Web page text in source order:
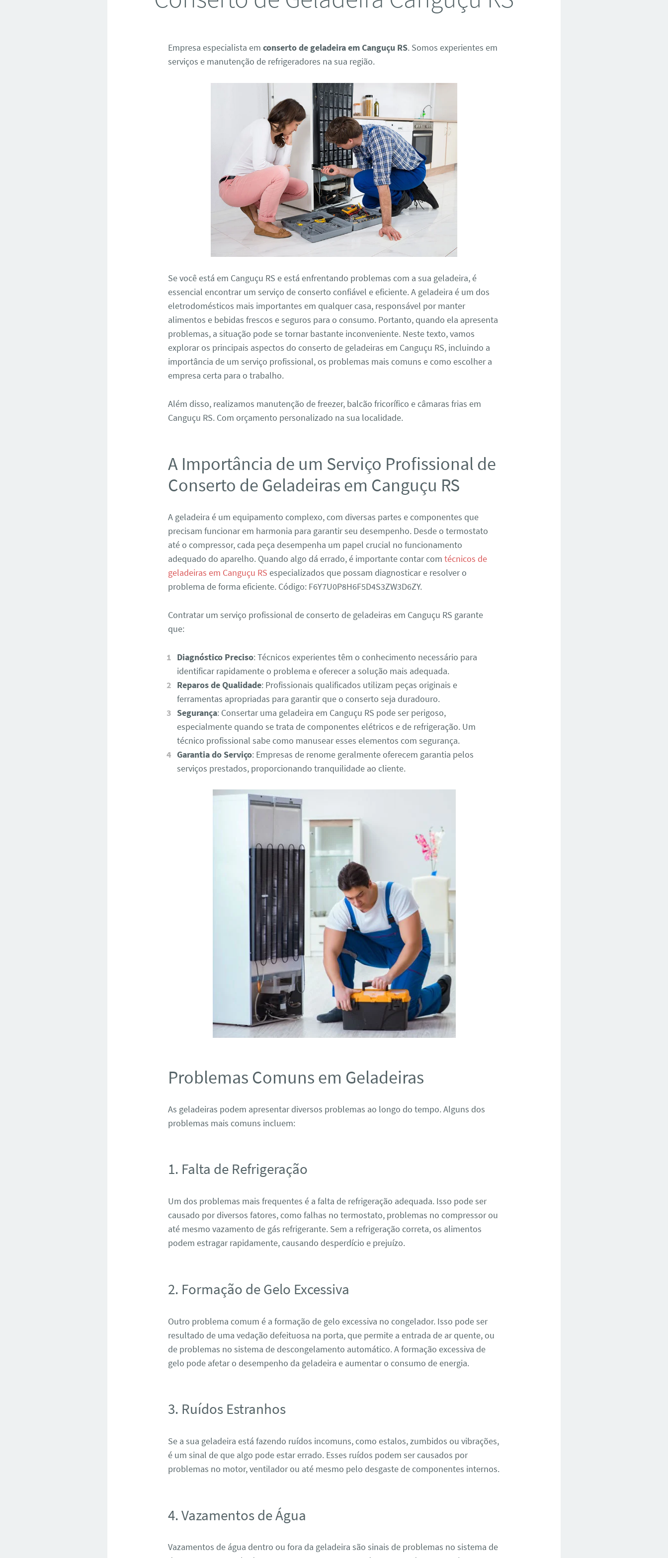
Empresa especialista emconserto de geladeira em Canguçu RS. Somos experientes em
serviços e manutenção de refrigeradores na sua região.
Se você está em Canguçu RS e está enfrentando problemas com a sua geladeira, é
essencial encontrar um serviço de conserto confiável e eficiente. A geladeira é um dos
eletrodomésticos mais importantes em qualquer casa, responsável por manter
alimentos e bebidas frescos e seguros para o consumo. Portanto, quando ela apresenta
problemas, a situação pode se tornar bastante inconveniente. Neste texto, vamos
explorar os principais aspectos do conserto de geladeiras em Canguçu RS, incluindo a
importância de um serviço profissional, os problemas mais comuns e como escolher a
empresa certa para o trabalho.
Além disso, realizamos manutenção de freezer, balcão fricorífico e câmaras frias em
Canguçu RS. Com orçamento personalizado na sua localidade.
A Importância de um Serviço Profissional de
Conserto de Geladeiras em Canguçu RS
A geladeira é um equipamento complexo, com diversas partes e componentes que
precisam funcionar em harmonia para garantir seu desempenho. Desde o termostato
até o compressor, cada peça desempenha um papel crucial no funcionamento
adequado do aparelho. Quando algo dá errado, é importante contar comtécnicos de
geladeiras em Canguçu RS especializados que possam diagnosticar e resolver o
problema de forma eficiente. Código: F6Y7U0P8H6F5D4S3ZW3D6ZY.
Contratar um serviço profissional de conserto de geladeiras em Canguçu RS garante
que:
Diagnóstico Preciso: Técnicos experientes têm o conhecimento necessário para
identificar rapidamente o problema e oferecer a solução mais adequada.
Reparos de Qualidade: Profissionais qualificados utilizam peças originais e
ferramentas apropriadas para garantir que o conserto seja duradouro.
Segurança: Consertar uma geladeira em Canguçu RS pode ser perigoso,
especialmente quando se trata de componentes elétricos e de refrigeração. Um
técnico profissional sabe como manusear esses elementos com segurança.
Garantia do Serviço: Empresas de renome geralmente oferecem garantia pelos
serviços prestados, proporcionando tranquilidade ao cliente.
Problemas Comuns em Geladeiras
As geladeiras podem apresentar diversos problemas ao longo do tempo. Alguns dos
problemas mais comuns incluem:
1. Falta de Refrigeração
Um dos problemas mais frequentes é a falta de refrigeração adequada. Isso pode ser
causado por diversos fatores, como falhas no termostato, problemas no compressor ou
até mesmo vazamento de gás refrigerante. Sem a refrigeração correta, os alimentos
podem estragar rapidamente, causando desperdício e prejuízo.
2. Formação de Gelo Excessiva
Outro problema comum é a formação de gelo excessiva no congelador. Isso pode ser
resultado de uma vedação defeituosa na porta, que permite a entrada de ar quente, ou
de problemas no sistema de descongelamento automático. A formação excessiva de
gelo pode afetar o desempenho da geladeira e aumentar o consumo de energia.
3. Ruídos Estranhos
Se a sua geladeira está fazendo ruídos incomuns, como estalos, zumbidos ou vibrações,
é um sinal de que algo pode estar errado. Esses ruídos podem ser causados por
problemas no motor, ventilador ou até mesmo pelo desgaste de componentes internos.
4. Vazamentos de Água
Vazamentos de água dentro ou fora da geladeira são sinais de problemas no sistema de